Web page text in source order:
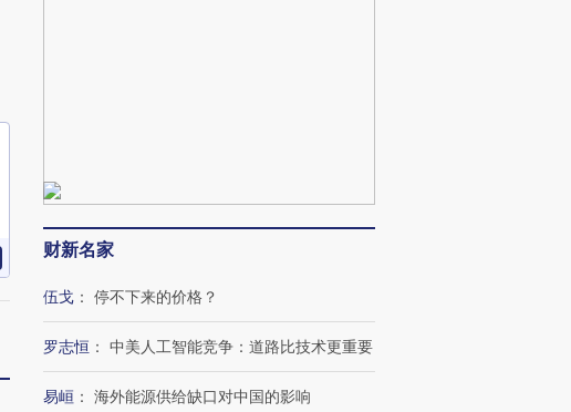
财新名家
伍戈 ： 停不下来的价格？
罗志恒 ： 中美人工智能竞争：道路比技术更重要
易峘 ： 海外能源供给缺口对中国的影响